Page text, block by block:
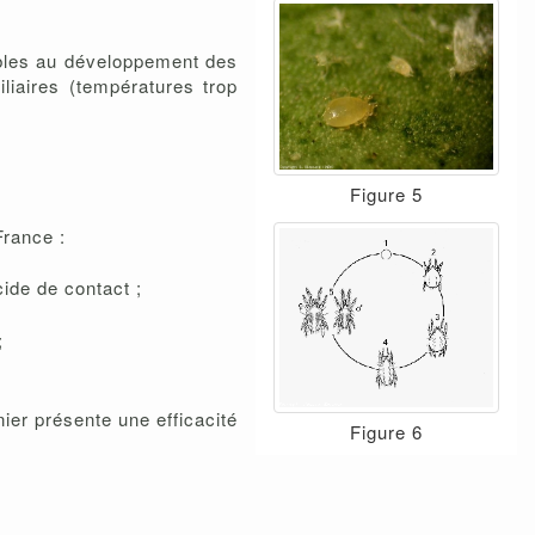
au développement des
(températures trop
:
de contact ;
présente une efficacité
Figure 5
Figure 6